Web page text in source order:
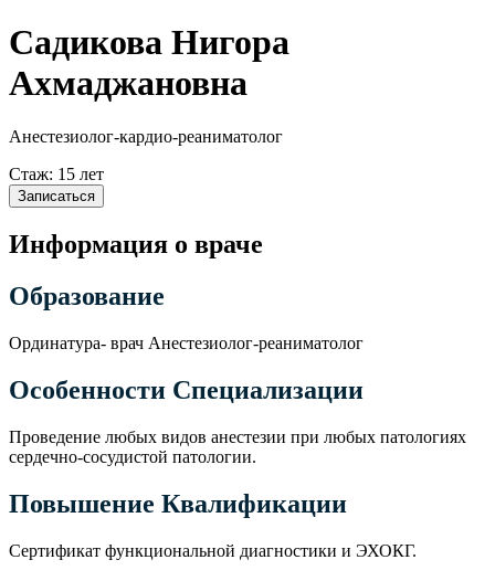
Садикова Нигора
Ахмаджановна
Анестезиолог-кардио-реаниматолог
Стаж: 15 лет
Записаться
Информация о враче
Образование
Ординатура- врач Анестезиолог-реаниматолог
Особенности Специализации
Проведение любых видов анестезии при любых патологиях
сердечно-сосудистой патологии.
Повышение Квалификации
Сертификат функциональной диагностики и ЭХОКГ.